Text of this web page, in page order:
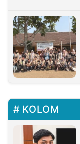
KOLOM